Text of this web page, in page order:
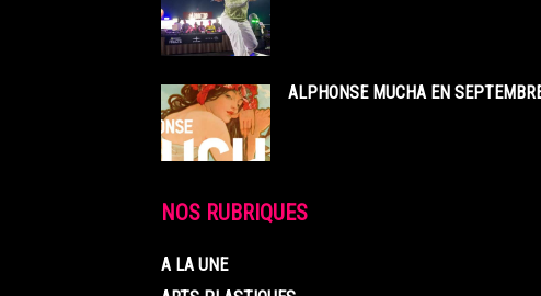
ALPHONSE MUCHA EN
NOS RUBRIQUES
A LA UNE